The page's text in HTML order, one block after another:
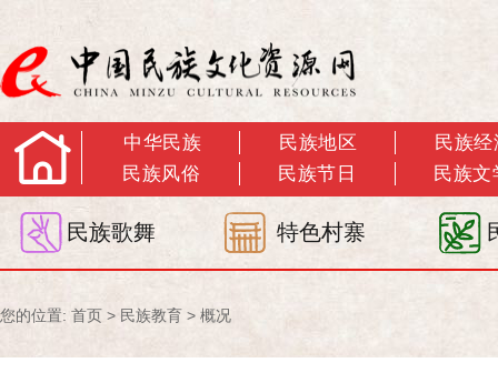
中华民族 民族地区
民族经
民族风俗
民族节日 民族文
民族歌舞 特色村寨
您的位置: 首页 > 民族教育 > 概况